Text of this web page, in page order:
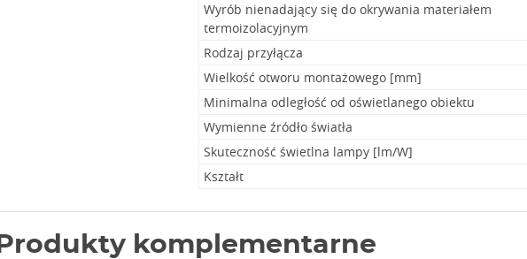
Wyrób nienadający się do okrywania materiałem
termoizolacyjnym
Rodzaj przyłącza
Wielkość otworu montażowego [mm]
Minimalna odległość od oświetlanego obiektu
Wymienne źródło światła
Skuteczność świetlna lampy [lm/W]
Kształt
Produkty komplementarne